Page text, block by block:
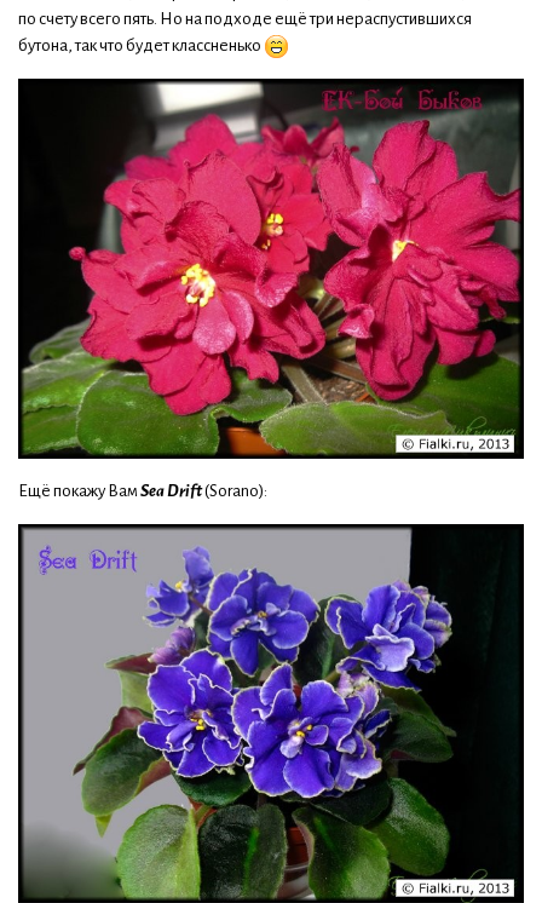
по счету всего пять. Но на подходе ещё три нераспустившихся
бутона, так что будет классненько
Ещё покажу Вам Sea Drift(Sorano):